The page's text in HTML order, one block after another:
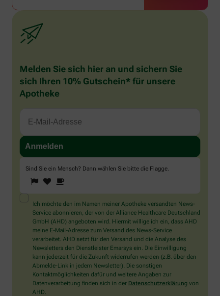
Melden Sie sich hier an und sichern Sie
sich Ihren 10% Gutschein* für unsere
Apotheke
Sind Sie ein Mensch? Dann wählen Sie bitte die Flagge
Sind
Sie
ein
Mensch?
Dann
wählen
Sie
bitte
die
Flagge.
1 2
Ich möchte den im Namen meiner Apotheke versandten News-
Service abonnieren, der von der Alliance Healthcare Deutschland
GmbH (AHD) angeboten wird. Hiermit willige ich ein, dass AHD
meine E-Mail-Adresse zum Versand des News-Service
verarbeitet. AHD setzt für den Versand und die Analyse des
Newsletters den Dienstleister Emarsys ein. Die Einwilligung
kann jederzeit für die Zukunft widerrufen werden (z.B. über den
Abmelde-Link in jedem Newsletter). Die sonstigen
Kontaktmöglichkeiten dafür und weitere Angaben zur
Datenverarbeitung finden sich in der Datenschutzerklärung von
AHD.